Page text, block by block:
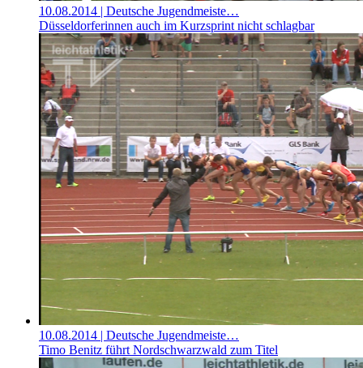
10.08.2014 | Deutsche Jugendmeiste…
Düsseldorferinnen auch im Kurzsprint nicht schlagbar
10.08.2014 | Deutsche Jugendmeiste…
Timo Benitz führt Nordschwarzwald zum Titel